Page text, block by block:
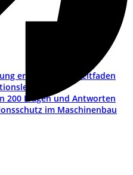
erstellen – ein Leitfaden
200 Fragen und Antworten
im Maschinenbau